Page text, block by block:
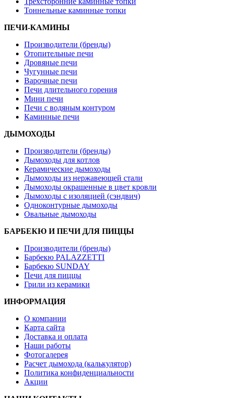
Тоннельные каминные топки
ПЕЧИ-КАМИНЫ
Производители (бренды)
Отопительные печи
Дровяные печи
Чугунные печи
Варочные печи
Печи длительного горения
Мини печи
Печи с водяным контуром
Каминные печи
ДЫМОХОДЫ
Производители (бренды)
Дымоходы для котлов
Керамические дымоходы
Дымоходы из нержавеющей стали
Дымоходы окрашенные в цвет кровли
Дымоходы с изоляцией (сэндвич)
Одноконтурные дымоходы
Овальные дымоходы
БАРБЕКЮ И ПЕЧИ ДЛЯ ПИЦЦЫ
Производители (бренды)
Барбекю PALAZZETTI
Барбекю SUNDAY
Печи для пиццы
Грили из керамики
ИНФОРМАЦИЯ
О компании
Карта сайта
Доставка и оплата
Наши работы
Фотогалерея
Расчет дымохода (калькулятор)
Политика конфиденциальности
Акции